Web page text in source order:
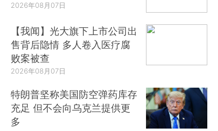
2026年08月07日
【我闻】光大旗下上市公司出
售背后隐情 多人卷入医疗腐
败案被查
2026年08月07日
特朗普坚称美国防空弹药库存
充足 但不会向乌克兰提供更
多